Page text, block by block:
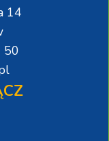
14
50